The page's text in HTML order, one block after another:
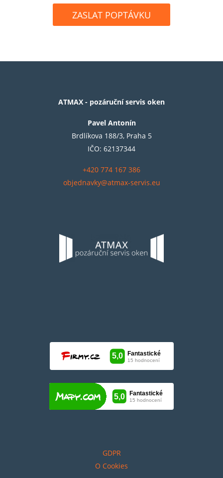
ZASLAT POPTÁVKU
ATMAX - pozáruční servis oken
Pavel Antonín
Brdlíkova 188/3, Praha 5
IČO: 62137344
+420 774 167 386
objednavky@atmax-servis.eu
GDPR
O Cookies